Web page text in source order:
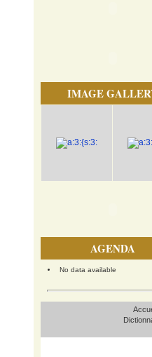
IMAGE
AGENDA
No data available